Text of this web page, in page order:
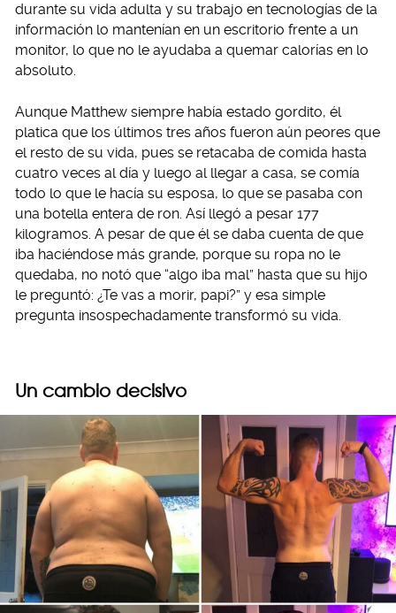
durante su vida adulta y su trabajo en tecnologías de la
información lo mantenían en un escritorio frente a un
monitor, lo que no le ayudaba a quemar calorías en lo
absoluto.
Aunque Matthew siempre había estado gordito, él
platica que los últimos tres años fueron aún peores que
el resto de su vida, pues se retacaba de comida hasta
cuatro veces al día y luego al llegar a casa, se comía
todo lo que le hacía su esposa, lo que se pasaba con
una botella entera de ron. Así llegó a pesar 177
kilogramos. A pesar de que él se daba cuenta de que
iba haciéndose más grande, porque su ropa no le
quedaba, no notó que “algo iba mal” hasta que su hijo
le preguntó: ¿Te vas a morir, papi?” y esa simple
pregunta insospechadamente transformó su vida.
Un cambio decisivo